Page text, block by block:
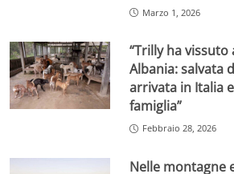
Marzo 1, 2026
“Trilly ha
Albania: salvata
arrivata in Italia
famiglia”
Febbraio 28, 2026
Nelle montagne